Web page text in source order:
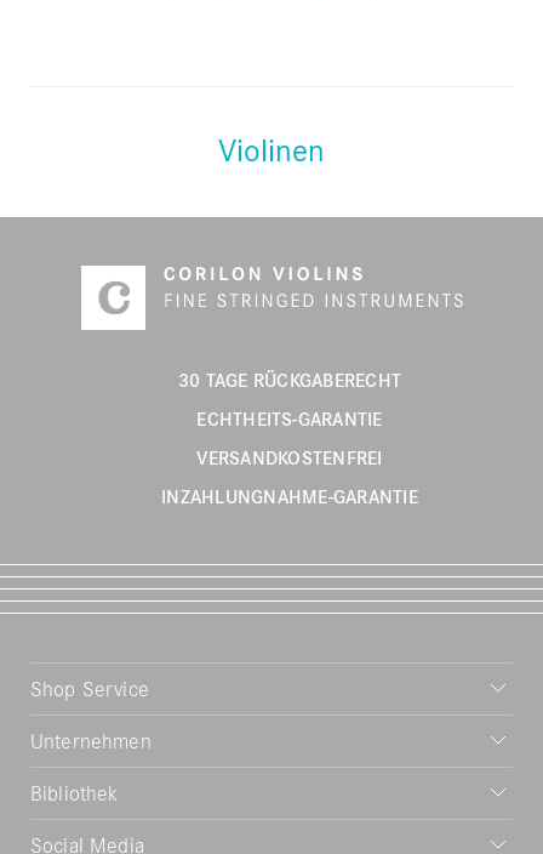
Violinen
30 TAGE RÜCKGABERECHT
ECHTHEITS-GARANTIE
VERSANDKOSTENFREI
INZAHLUNGNAHME-GARANTIE
Shop Service
Unternehmen
Bibliothek
Social Media